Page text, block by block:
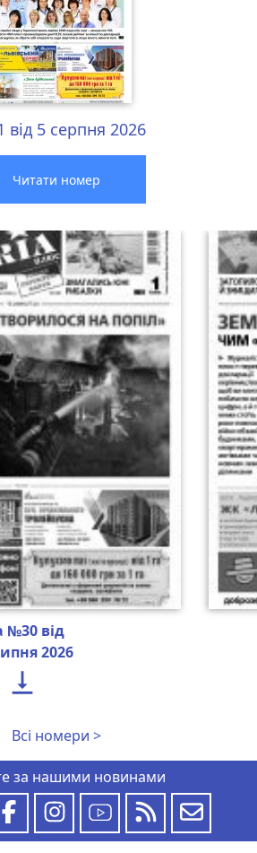
від 5 серпня 2026
Читати номер
№30 від
2026

Всі номери >
за нашими новинами